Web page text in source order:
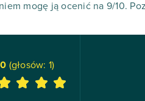
mogę ją ocenić na 9/10.
(głosów: 1)